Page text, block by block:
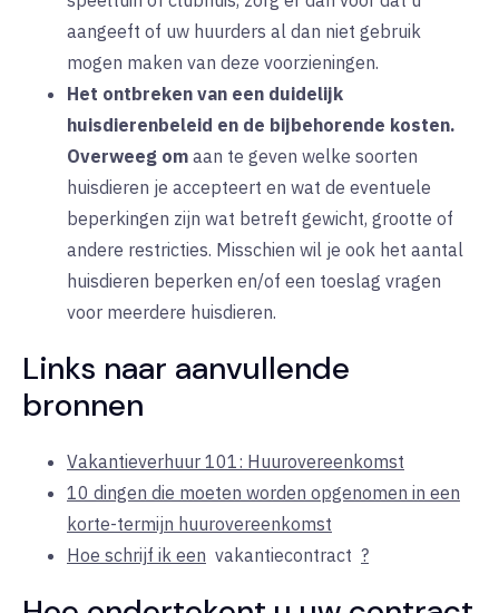
aangeeft of uw huurders al dan niet gebruik
mogen maken van deze voorzieningen.
Het ontbreken van een duidelijk
huisdierenbeleid en de bijbehorende kosten.
Overweeg om aan te geven welke soorten
huisdieren je accepteert en wat de eventuele
beperkingen zijn wat betreft gewicht, grootte of
andere restricties. Misschien wil je ook het aantal
huisdieren beperken en/of een toeslag vragen
voor meerdere huisdieren.
Links naar aanvullende
bronnen
Vakantieverhuur 101: Huurovereenkomst
10 dingen die moeten worden opgenomen in een
korte-termijn huurovereenkomst
Hoe schrijf ik een vakantiecontract ?